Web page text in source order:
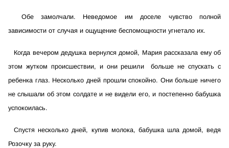
Обе замолчали. Неведомое им доселе чувство полной
зависимости от случая и ощущение беспомощности угнетало их.
Когда вечером дедушка вернулся домой, Мария рассказала ему об
этом жутком происшествии, и они решили
больше не спускать с
ребенка глаз. Несколько дней прошли спокойно. Они больше ничего
не слышали об этом солдате и не видели его, и постепенно бабушка
успокоилась.
Спустя несколько дней, купив молока, бабушка шла домой, ведя
Розочку за руку.